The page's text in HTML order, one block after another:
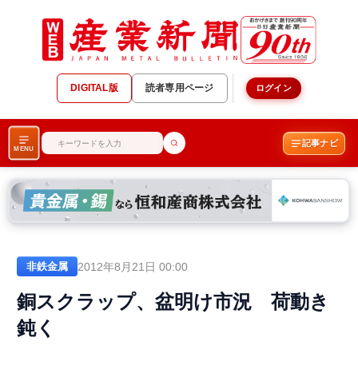
DIGITAL版 読者専用ページ ログイン
MENU
記事ナビ
非鉄金属 2012年8月21日 00:00
銅スクラップ、盆明け市況 荷動き
鈍く